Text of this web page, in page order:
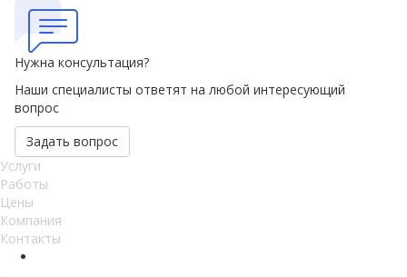
Нужна консультация?
Наши специалисты ответят на любой интересующий
вопрос
Задать вопрос
Услуги
Работы
Цены
Компания
Контакты